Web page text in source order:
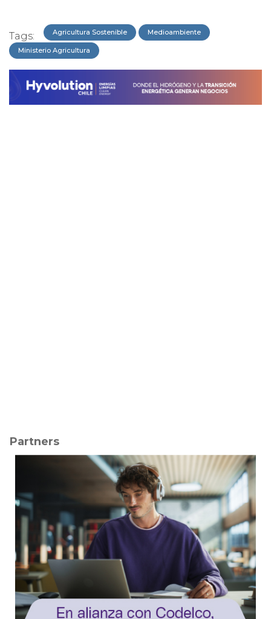
Tags: Agricultura Sostenible Medioambiente
Ministerio Agricultura
Partners